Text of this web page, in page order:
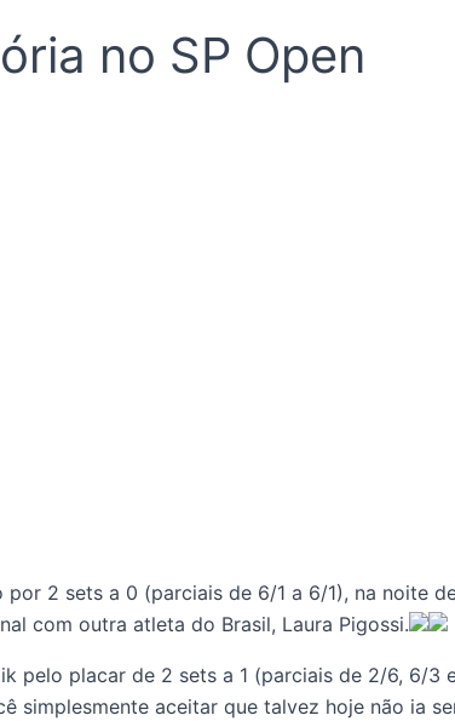
no SP Open
2 sets a 0 (parciais de 6/1 a 6/1), na noite
com outra atleta do Brasil, Laura Pigossi.
pelo placar de 2 sets a 1 (parciais de 2/6, 6/3
aceitar que talvez hoje não ia